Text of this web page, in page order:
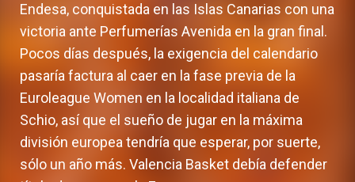
Endesa, conquistada en las Islas Canarias con una
victoria ante Perfumerías Avenida en la gran final.
Pocos días después, la exigencia del calendario
pasaría factura al caer en la fase previa de la
Euroleague Women en la localidad italiana de
Schio, así que el sueño de jugar en la máxima
división europea tendría que esperar, por suerte,
sólo un año más. Valencia Basket debía defender